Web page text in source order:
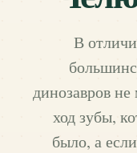
В
динозавров
ход зубы,
было, а